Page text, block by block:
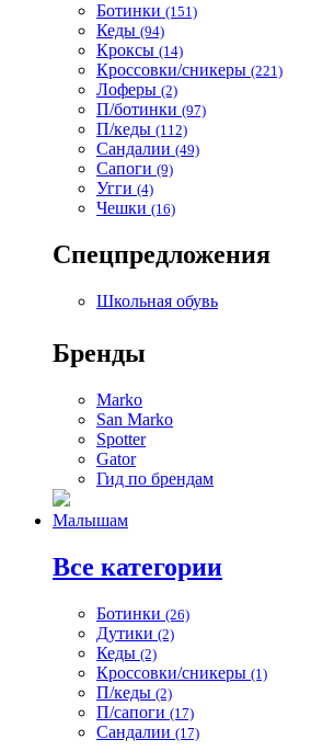
Ботинки (151)
Кеды (94)
Кроксы (14)
Кроссовки/сникеры (221)
Лоферы (2)
П/ботинки (97)
П/кеды (112)
Сандалии (49)
Сапоги (9)
Угги (4)
Чешки (16)
Спецпредложения
Школьная обувь
Бренды
Marko
San Marko
Spotter
Gator
Гид по брендам
Малышам
Все категории
Ботинки (26)
Дутики (2)
Кеды (2)
Кроссовки/сникеры (1)
П/кеды (2)
П/сапоги (17)
Сандалии (17)